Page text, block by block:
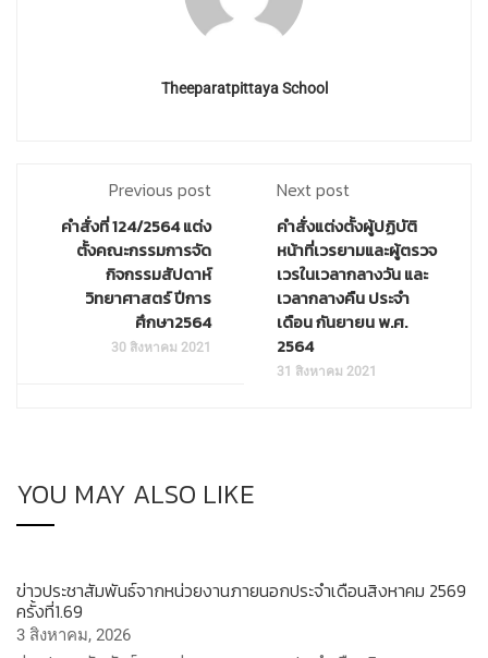
Theeparatpittaya School
Previous post
คำสั่งที่ 124/2564 แต่ง
ตั้งคณะกรรมการจัด
กิจกรรมสัปดาห์
วิทยาศาสตร์ ปีการ
ศึกษา2564
30 สิงหาคม 2021
Next post
คำสั่งแต่งตั้งผู้ปฏิบัติ
หน้าที่เวรยามและผู้ตรวจ
เวรในเวลากลางวัน และ
เวลากลางคืน ประจำ
เดือน กันยายน พ.ศ.
2564
31 สิงหาคม 2021
YOU MAY ALSO LIKE
ข่าวประชาสัมพันธ์จากหน่วยงานภายนอกประจำเดือนสิงหาคม 2569
ครั้งที่1.69
3 สิงหาคม, 2026